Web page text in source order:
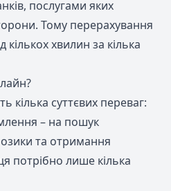
послугами яких
Тому перерахування
хвилин за кілька
кілька суттєвих переваг:
– на пошук
та отримання
потрібно лише кілька